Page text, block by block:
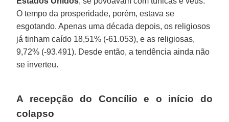
O tempo da prosperidade, porém, estava se
esgotando. Apenas uma década depois, os religiosos
já tinham caído 18,51% (-61.053), e as religiosas,
9,72% (-93.491). Desde então, a tendência ainda não
se inverteu.
A recepção do Concílio e o início do
colapso